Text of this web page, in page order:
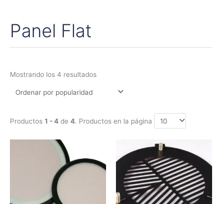
Panel Flat
Mostrando los 4 resultados
Productos 1 - 4 de 4. Productos en la página
de
precios:
desde
tiene
Rango
precios:
desde
19,95€
hasta
65,00€
tiene
Las